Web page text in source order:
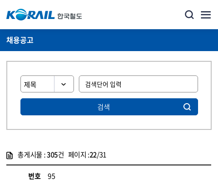
채용공고
검색
총게시물 :305건 페이지 :22/31
번호
95